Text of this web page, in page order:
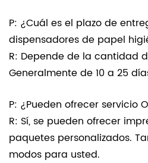
P: ¿Cuál es el plazo de
dispensadores de papel
R: Depende de la cantidad
Generalmente de 10 a 25
P: ¿Pueden ofrecer servicio
R: Sí, se pueden ofrecer
paquetes personalizados.
modos para usted.